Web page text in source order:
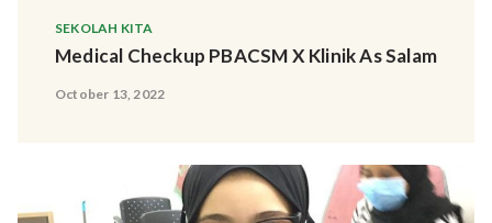
SEKOLAH KITA
Medical Checkup PBACSM X Klinik As Salam
October 13, 2022